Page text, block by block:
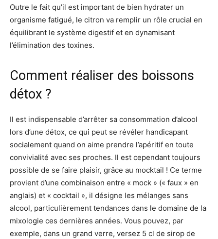
Outre le fait qu’il est important de bien hydrater un
organisme fatigué, le citron va remplir un rôle crucial en
équilibrant le système digestif et en dynamisant
l’élimination des toxines.
Comment réaliser des boissons
détox ?
Il est indispensable d’arrêter sa consommation d’alcool
lors d’une détox, ce qui peut se révéler handicapant
socialement quand on aime prendre l’apéritif en toute
convivialité avec ses proches. Il est cependant toujours
possible de se faire plaisir, grâce au mocktail ! Ce terme
provient d’une combinaison entre « mock » (« faux » en
anglais) et « cocktail », il désigne les mélanges sans
alcool, particulièrement tendances dans le domaine de la
mixologie ces dernières années. Vous pouvez, par
exemple, dans un grand verre, versez 5 cl de sirop de